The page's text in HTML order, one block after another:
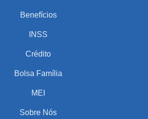
Benefícios
INSS
Crédito
Bolsa Família
MEI
Sobre Nós